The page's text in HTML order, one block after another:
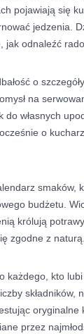
pojawiają się
jedzenia.
jak odnaleźć
o
na
własnych
o
smaków,
budżetu.
królują
zgodne z naturą.
każdego, kto
oryginalne
przez